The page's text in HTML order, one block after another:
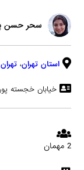
سحر حسن
استان تهران، تهران
خیابان خجسته پور
2 مهمان